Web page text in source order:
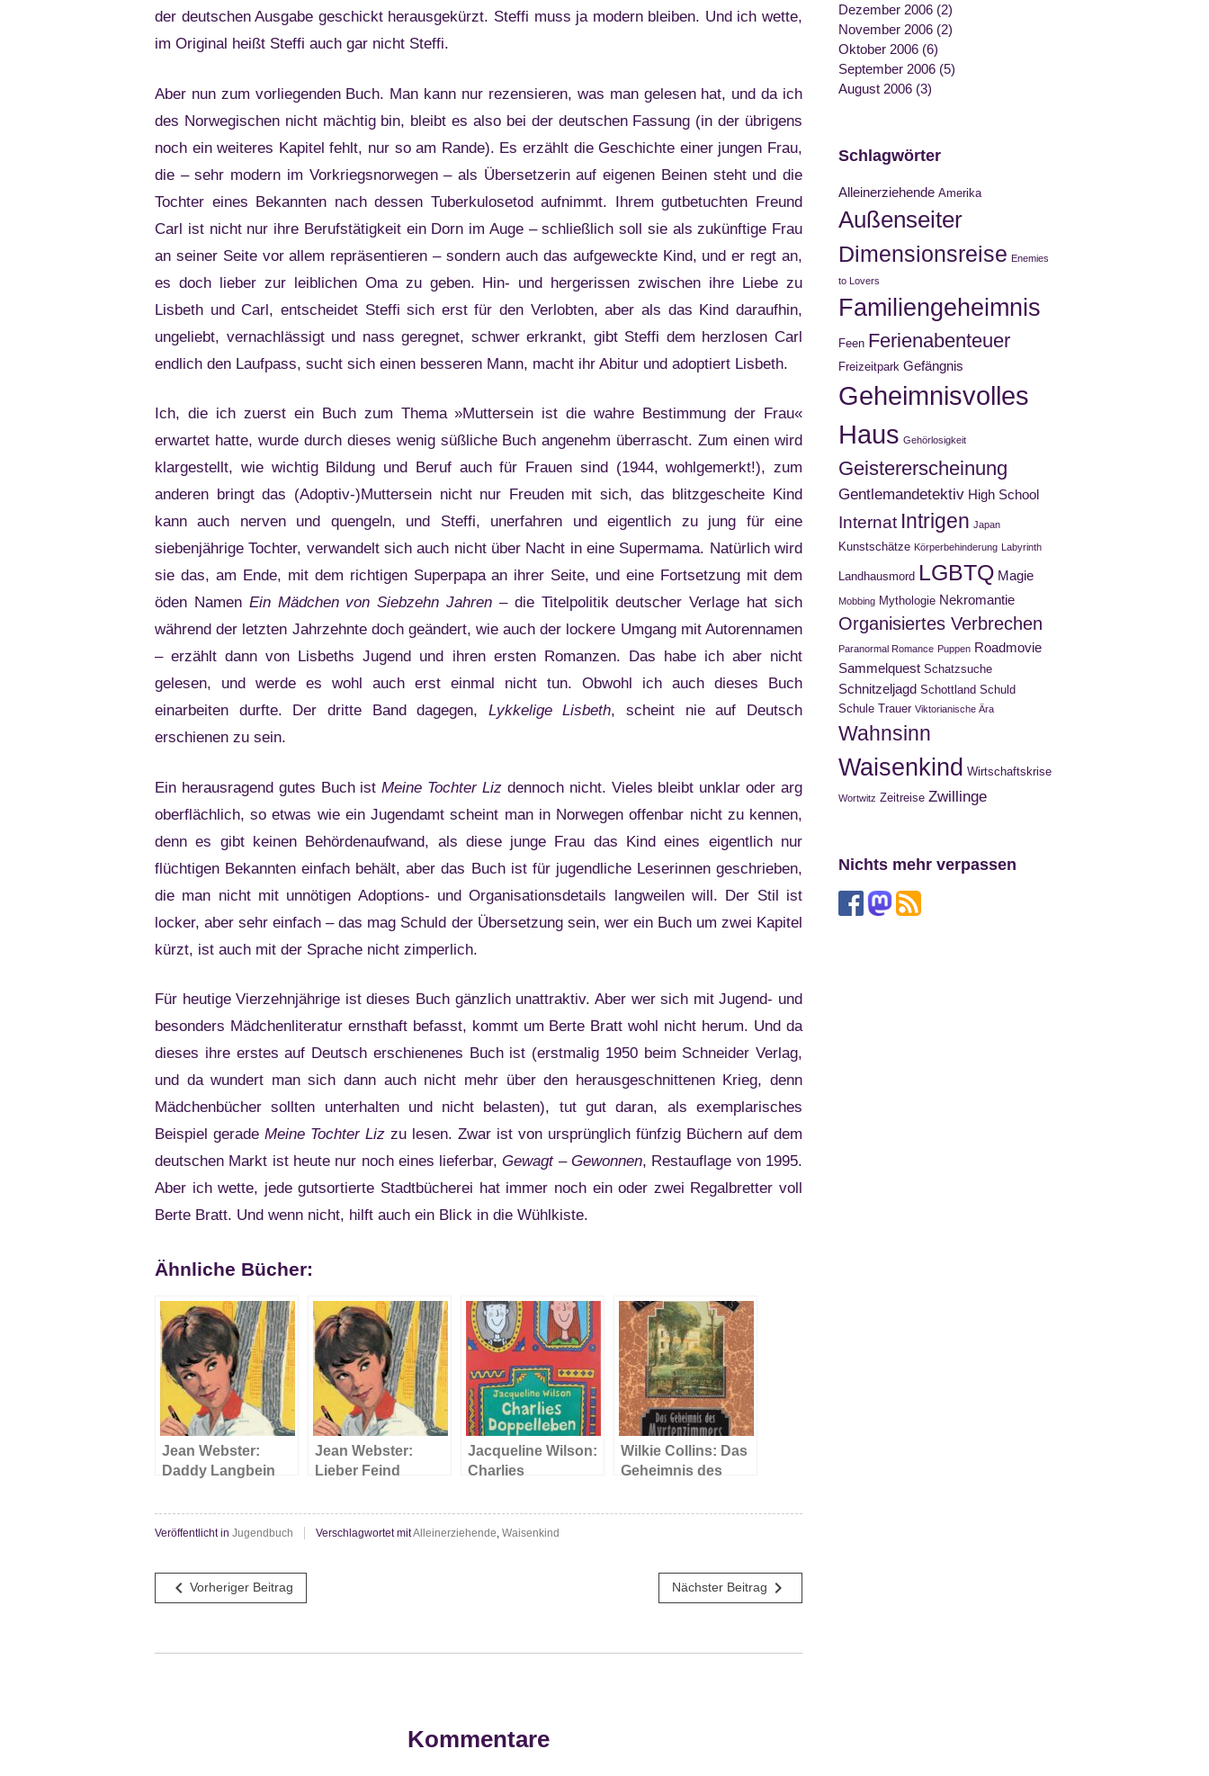
der deutschen Ausgabe geschickt herausgekürzt. Steffi muss ja modern bleiben. Und ich wette,
im Original heißt Steffi auch gar nicht Steffi.
Aber nun zum vorliegenden Buch. Man kann nur rezensieren, was man gelesen hat, und da ich
des Norwegischen nicht mächtig bin, bleibt es also bei der deutschen Fassung (in der übrigens
noch ein weiteres Kapitel fehlt, nur so am Rande). Es erzählt die Geschichte einer jungen Frau,
die – sehr modern im Vorkriegsnorwegen – als Übersetzerin auf eigenen Beinen steht und die
Tochter eines Bekannten nach dessen Tuberkulosetod aufnimmt. Ihrem gutbetuchten Freund
Carl ist nicht nur ihre Berufstätigkeit ein Dorn im Auge – schließlich soll sie als zukünftige Frau
an seiner Seite vor allem repräsentieren – sondern auch das aufgeweckte Kind, und er regt an,
es doch lieber zur leiblichen Oma zu geben. Hin- und hergerissen zwischen ihre Liebe zu
Lisbeth und Carl, entscheidet Steffi sich erst für den Verlobten, aber als das Kind daraufhin,
ungeliebt, vernachlässigt und nass geregnet, schwer erkrankt, gibt Steffi dem herzlosen Carl
endlich den Laufpass, sucht sich einen besseren Mann, macht ihr Abitur und adoptiert Lisbeth.
Ich, die ich zuerst ein Buch zum Thema »Muttersein ist die wahre Bestimmung der Frau«
erwartet hatte, wurde durch dieses wenig süßliche Buch angenehm überrascht. Zum einen wird
klargestellt, wie wichtig Bildung und Beruf auch für Frauen sind (1944, wohlgemerkt!), zum
anderen bringt das (Adoptiv-)Muttersein nicht nur Freuden mit sich, das blitzgescheite Kind
kann auch nerven und quengeln, und Steffi, unerfahren und eigentlich zu jung für eine
siebenjährige Tochter, verwandelt sich auch nicht über Nacht in eine Supermama. Natürlich wird
sie das, am Ende, mit dem richtigen Superpapa an ihrer Seite, und eine Fortsetzung mit dem
öden Namen Ein Mädchen von Siebzehn Jahren – die Titelpolitik deutscher Verlage hat sich
während der letzten Jahrzehnte doch geändert, wie auch der lockere Umgang mit Autorennamen
– erzählt dann von Lisbeths Jugend und ihren ersten Romanzen. Das habe ich aber nicht
gelesen, und werde es wohl auch erst einmal nicht tun. Obwohl ich auch dieses Buch
einarbeiten durfte. Der dritte Band dagegen, Lykkelige Lisbeth, scheint nie auf Deutsch
erschienen zu sein.
Ein herausragend gutes Buch istMeine Tochter Liz dennoch nicht. Vieles bleibt unklar oder arg
oberflächlich, so etwas wie ein Jugendamt scheint man in Norwegen offenbar nicht zu kennen,
denn es gibt keinen Behördenaufwand, als diese junge Frau das Kind eines eigentlich nur
flüchtigen Bekannten einfach behält, aber das Buch ist für jugendliche Leserinnen geschrieben,
die man nicht mit unnötigen Adoptions- und Organisationsdetails langweilen will. Der Stil ist
locker, aber sehr einfach – das mag Schuld der Übersetzung sein, wer ein Buch um zwei Kapitel
kürzt, ist auch mit der Sprache nicht zimperlich.
Für heutige Vierzehnjährige ist dieses Buch gänzlich unattraktiv. Aber wer sich mit Jugend- und
besonders Mädchenliteratur ernsthaft befasst, kommt um Berte Bratt wohl nicht herum. Und da
dieses ihre erstes auf Deutsch erschienenes Buch ist (erstmalig 1950 beim Schneider Verlag,
und da wundert man sich dann auch nicht mehr über den herausgeschnittenen Krieg, denn
Mädchenbücher sollten unterhalten und nicht belasten), tut gut daran, als exemplarisches
Beispiel gerade Meine Tochter Liz zu lesen. Zwar ist von ursprünglich fünfzig Büchern auf dem
deutschen Markt ist heute nur noch eines lieferbar,Gewagt – Gewonnen, Restauflage von 1995.
Aber ich wette, jede gutsortierte Stadtbücherei hat immer noch ein oder zwei Regalbretter voll
Berte Bratt. Und wenn nicht, hilft auch ein Blick in die Wühlkiste.
Ähnliche Bücher:
Jean Webster:
Daddy Langbein
Jean Webster:
Lieber Feind
Jacqueline Wilson:
Charlies
Wilkie Collins: Das
Geheimnis des
Veröffentlicht in Jugendbuch Verschlagwortet mitAlleinerziehende Waisenkind
Beitragsnavigation
navigate_before Vorheriger Beitrag Nächster Beitrag navigate_next
Kommentare
Dezember 2006 (2)
November 2006 (2)
Oktober 2006 (6)
September 2006 (5)
August 2006 (3)
Schlagwörter
Alleinerziehende Amerika
Außenseiter
Dimensionsreise Enemies
to Lovers
Familiengeheimnis
Feen Ferienabenteuer
Freizeitpark Gefängnis
Geheimnisvolles
Haus Gehörlosigkeit
Geistererscheinung
Gentlemandetektiv High School
Internat Intrigen Japan
Kunstschätze Körperbehinderung Labyrinth
Landhausmord LGBTQ Magie
Mobbing Mythologie Nekromantie
Organisiertes Verbrechen
Paranormal Romance Puppen Roadmovie
Sammelquest Schatzsuche
Schnitzeljagd Schottland Schuld
Schule Trauer Viktorianische Ära
Wahnsinn
Waisenkind Wirtschaftskrise
Wortwitz Zeitreise Zwillinge
Nichts mehr verpassen